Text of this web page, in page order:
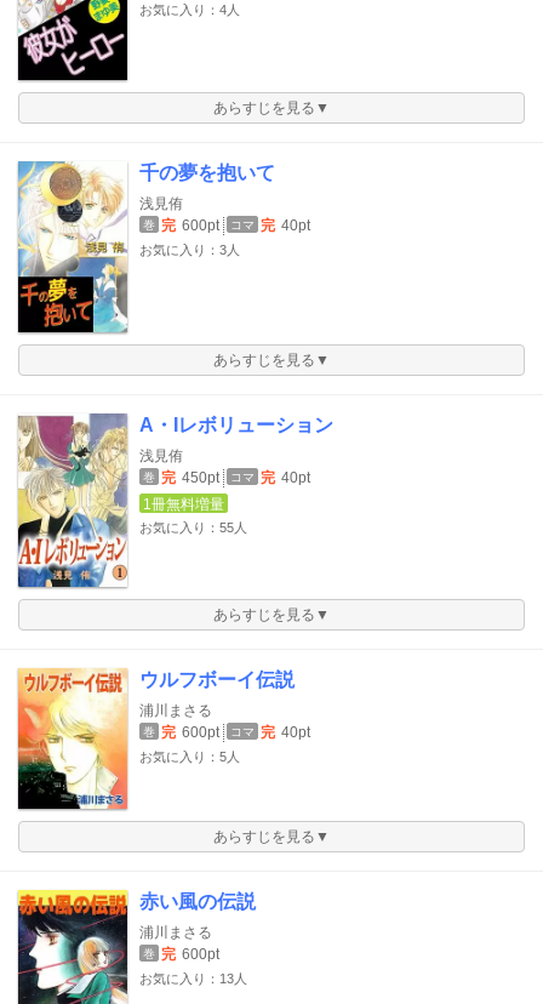
お気に入り：4人
あらすじを見る▼
千の夢を抱いて
浅見侑
巻 完 600pt コマ 完 40pt
お気に入り：3人
あらすじを見る▼
A・Iレボリューション
浅見侑
巻 完 450pt コマ 完 40pt
1冊無料増量
お気に入り：55人
あらすじを見る▼
ウルフボーイ伝説
浦川まさる
巻 完 600pt コマ 完 40pt
お気に入り：5人
あらすじを見る▼
赤い風の伝説
浦川まさる
巻 完 600pt
お気に入り：13人